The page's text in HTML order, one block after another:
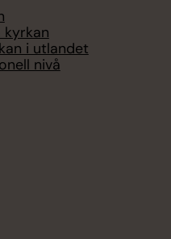
kyrkan
i utlandet
nivå